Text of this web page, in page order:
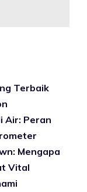
Terbaik
Air: Peran
Mengapa
Vital